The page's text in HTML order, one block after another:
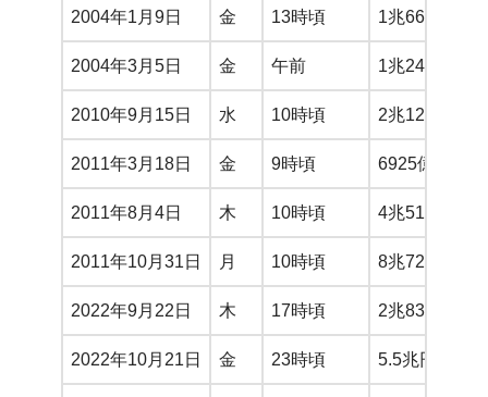
2004年1月9日 金 13時頃 1兆6664億円
2004年3月5日 金 午前 1兆2446億円
2010年9月15日 水 10時頃 2兆1249億円
2011年3月18日 金 9時頃 6925億円
2011年8月4日 木 10時頃 4兆5129億円
2011年10月31日 月 10時頃 8兆722億円
2022年9月22日 木 17時頃 2兆8382億円
2022年10月21日 金 23時頃 5.5兆円